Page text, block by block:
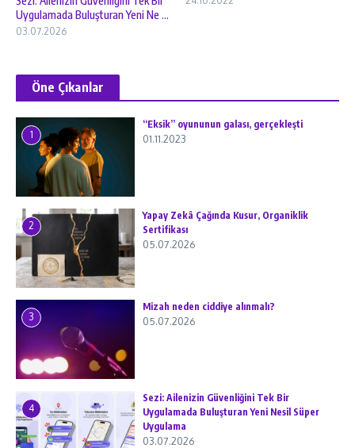
Uygulamada Buluşturan Yeni Ne ...
03.07.2026
Öne Çıkanlar
1
“Eksik” oyununun galası, gerçekleşti
01.11.2023
2
Yapay Zekâ Çağında Kusur, Organiklik
Sertifikası
05.07.2026
3
Mizah neden ciddiye alınmalı?
05.07.2026
4
Sezi: Ailenizin Güvenliğini Tek Bir
Uygulamada Buluşturan Yeni Nesil Süper
Uygulama
03.07.2026